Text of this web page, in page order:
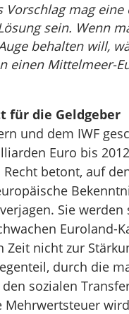
mag
sein. Wenn
behalten will,
einen Mittelmeer-
für die Geldgeber
und dem IWF
Euro bis
betont, auf
Sie werden
Euroland-
Zeit nicht zur
durch die
sozialen
Mehrwertsteuer